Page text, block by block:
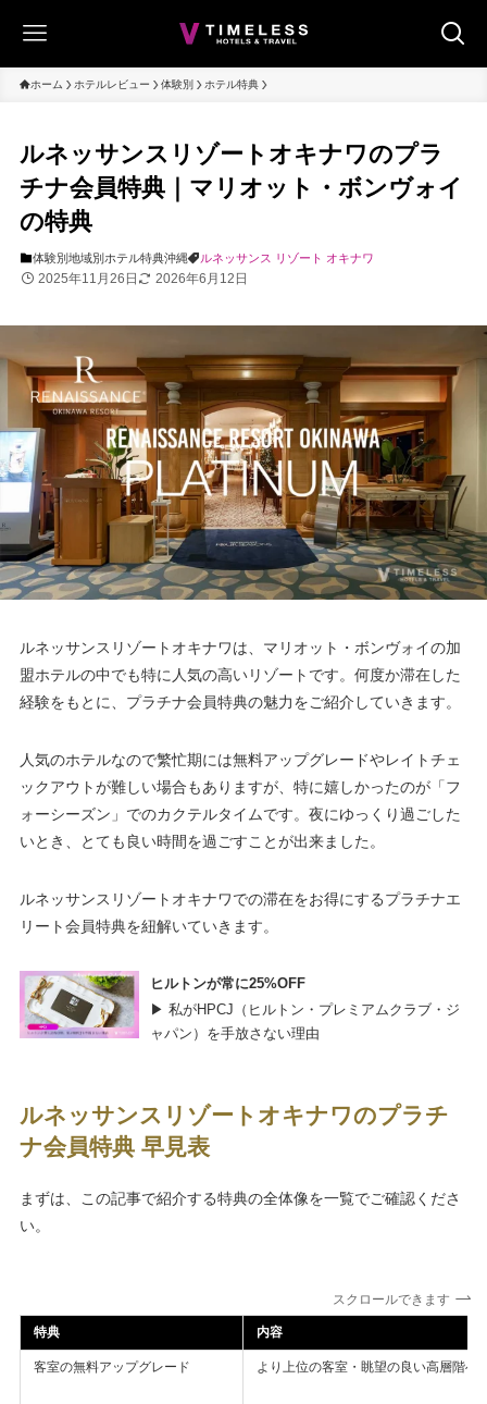
ホーム ホテルレビュー 体験別 ホテル特典
ルネッサンスリゾートオキナワのプラ
チナ会員特典｜マリオット・ボンヴォイ
の特典
体験別 地域別 ホテル特典沖縄 ルネッサンス リゾート オキナワ
2025年11月26日 2026年6月12日
ルネッサンスリゾートオキナワは、マリオット・ボンヴォイの加
盟ホテルの中でも特に人気の高いリゾートです。何度か滞在した
経験をもとに、プラチナ会員特典の魅力をご紹介していきます。
人気のホテルなので繁忙期には無料アップグレードやレイトチェ
ックアウトが難しい場合もありますが、特に嬉しかったのが「フ
ォーシーズン」でのカクテルタイムです。夜にゆっくり過ごした
いとき、とても良い時間を過ごすことが出来ました。
ルネッサンスリゾートオキナワでの滞在をお得にするプラチナエ
リート会員特典を紐解いていきます。
ヒルトンが常に25%OFF
▶ 私がHPCJ（ヒルトン・プレミアムクラブ・ジ
ャパン）を手放さない理由
ルネッサンスリゾートオキナワのプラチ
ナ会員特典 早見表
まずは、この記事で紹介する特典の全体像を一覧でご確認くださ
い。
スクロールできます
特典 内容
客室の無料アップグレード より上位の客室・眺望の良い高層階へ